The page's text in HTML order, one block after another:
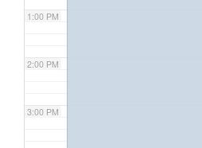
1:00 PM
2:00 PM
3:00 PM